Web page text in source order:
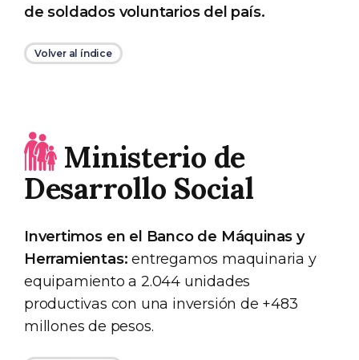
de soldados voluntarios del país.
Volver al índice
Ministerio de
Desarrollo Social
Invertimos en el Banco de Máquinas y
Herramientas: entregamos maquinaria y
equipamiento a 2.044 unidades
productivas con una inversión de +483
millones de pesos.